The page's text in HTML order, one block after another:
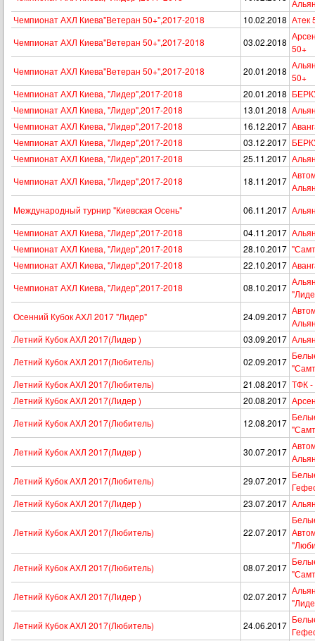
Чемпионат АХЛ Киева"Ветеран 50+",2017-2018
10.02.2018 Атeк
Чемпионат АХЛ Киева"Ветеран 50+",2017-2018
03.02.2018
50+
Чемпионат АХЛ Киева"Ветеран 50+",2017-2018
20.01.2018
50+
Чемпионат АХЛ Киева, "Лидер",2017-2018
20.01.2018
Чемпионат АХЛ Киева, "Лидер",2017-2018
13.01.2018
Чемпионат АХЛ Киева, "Лидер",2017-2018
16.12.2017
Чемпионат АХЛ Киева, "Лидер",2017-2018
03.12.2017
Чемпионат АХЛ Киева, "Лидер",2017-2018
25.11.2017
Чемпионат АХЛ Киева, "Лидер",2017-2018
18.11.2017
Международный турнир "Киевская Осень"
06.11.2017
Чемпионат АХЛ Киева, "Лидер",2017-2018
04.11.2017
Чемпионат АХЛ Киева, "Лидер",2017-2018
28.10.2017
Чемпионат АХЛ Киева, "Лидер",2017-2018
22.10.2017
Чемпионат АХЛ Киева, "Лидер",2017-2018
08.10.2017
Осенний Кубок АХЛ 2017 "Лидер"
24.09.2017
Летний Кубок АХЛ 2017(Лидер )
03.09.2017
Летний Кубок АХЛ 2017(Любитель)
02.09.2017
Летний Кубок АХЛ 2017(Любитель)
21.08.2017 ТФК
Летний Кубок АХЛ 2017(Лидер )
20.08.2017
Летний Кубок АХЛ 2017(Любитель)
12.08.2017
Летний Кубок АХЛ 2017(Лидер )
30.07.2017
Летний Кубок АХЛ 2017(Любитель)
29.07.2017
Летний Кубок АХЛ 2017(Лидер )
23.07.2017
Летний Кубок АХЛ 2017(Любитель) 22.07.2017
Летний Кубок АХЛ 2017(Любитель)
08.07.2017
Летний Кубок АХЛ 2017(Лидер )
02.07.2017
Летний Кубок АХЛ 2017(Любитель)
24.06.2017